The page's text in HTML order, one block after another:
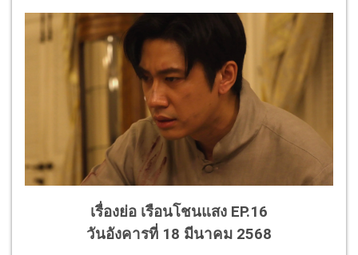
เรื่องย่อ เรือนโชนแสง EP.16
วันอังคารที่ 18 มีนาคม 2568